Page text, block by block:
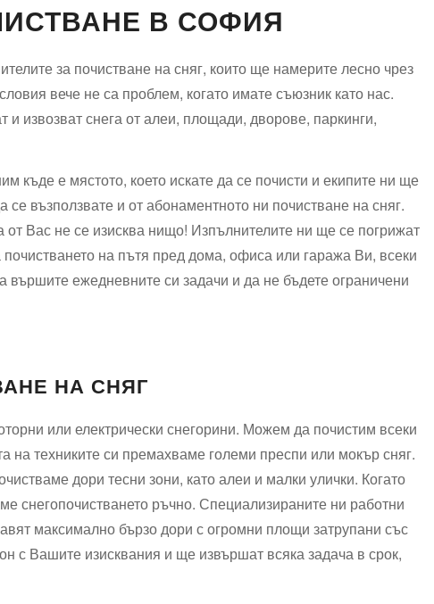
В СОФИЯ
за почистване на сняг, които ще намерите лесно чрез
вече не са проблем, когато имате съюзник като нас.
и извозват снега от алеи, площади, дворове, паркинги,
къде е мястото, което искате да се почисти и екипите ни ще
възползвате и от абонаментното ни почистване на сняг.
Вас не се изисква нищо! Изпълнителите ни ще се погрижат
на пътя пред дома, офиса или гаража Ви, всеки
вършите ежедневните си задачи и да не бъдете ограничени
НА СНЯГ
или електрически снегорини. Можем да почистим всеки
на техниките си премахваме големи преспи или мокър сняг.
дори тесни зони, като алеи и малки улички. Когато
снегопочистването ръчно. Специализираните ни работни
максимално бързо дори с огромни площи затрупани със
с Вашите изисквания и ще извършат всяка задача в срок,